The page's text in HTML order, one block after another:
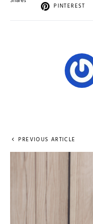
PINTEREST
PREVIOUS ARTICLE